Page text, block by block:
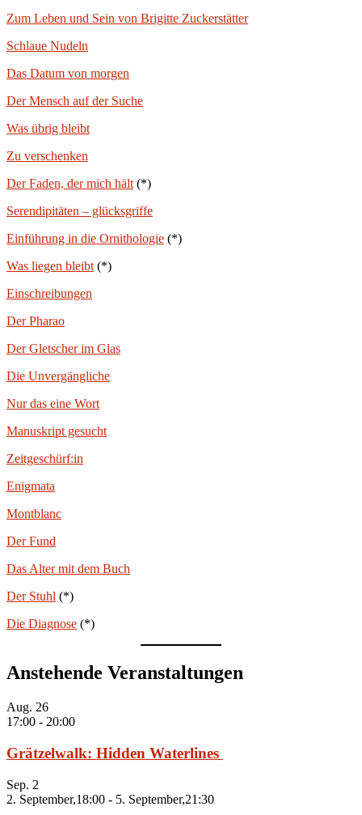
Zum Leben und Sein von Brigitte Zuckerstätter
Schlaue Nudeln
Das Datum von morgen
Der Mensch auf der Suche
Was übrig bleibt
Zu verschenken
Der Faden, der mich hält(*)
Serendipitäten – glücksgriffe
Einführung in die Ornithologie (*)
Was liegen bleibt(*)
Einschreibungen
Der Pharao
Der Gletscher im Glas
Die Unvergängliche
Nur das eine Wort
Manuskript gesucht
Zeitgeschürf:in
Enigmata
Montblanc
Der Fund
Das Alter mit dem Buch
Der Stuhl (*)
Die Diagnose (*)
Anstehende Veranstaltungen
Aug. 26
17:00 - 20:00
Grätzelwalk: Hidden Waterlines
Sep. 2
2. September,18:00 - 5. September,21:30